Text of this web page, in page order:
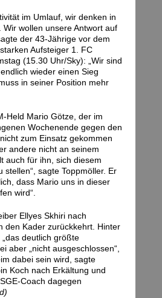
im Umlauf, wir denken in
Wir wollen unsere Antwort auf
der 43-Jährige vor dem
Aufsteiger 1. FC
(15.30 Uhr/Sky): „Wir sind
wieder einen Sieg
in seiner Position mehr
Held Mario Götze, der im
Wochenende gegen den
zum Einsatz gekommen
andere nicht an seinem
auch für ihn, sich diesem
stellen“, sagte Toppmöller. Er
dass Mario uns in dieser
wird“.
Ellyes Skhiri nach
den Kader zurückkehrt. Hinter
deutlich größte
aber „nicht ausgeschlossen“,
dabei sein wird, sagte
Koch nach Erkältung und
Coach dagegen